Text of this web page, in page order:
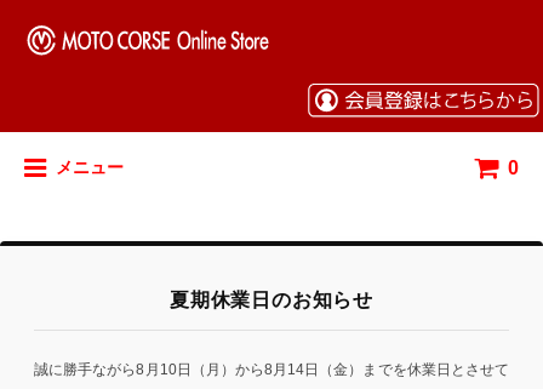
メニュー 0
夏期休業日のお知らせ
誠に勝手ながら8月10日（月）から8月14日（金）までを休業日とさせて